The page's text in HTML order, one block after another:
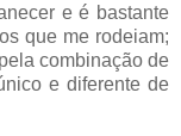
e é bastante
que me rodeiam;
combinação de
e diferente de